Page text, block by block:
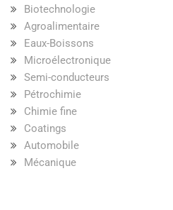
Biotechnologie
Agroalimentaire
Eaux-Boissons
Microélectronique
Semi-conducteurs
Pétrochimie
Chimie fine
Coatings
Automobile
Mécanique